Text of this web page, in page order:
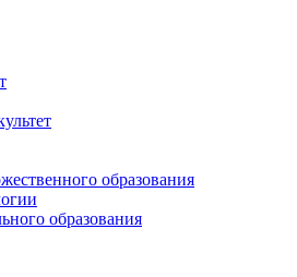
образования
образования